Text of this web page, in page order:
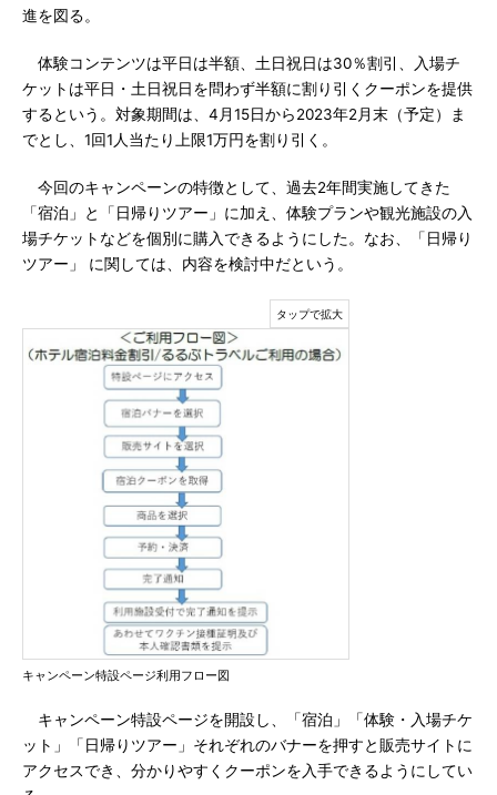
進を図る。
体験コンテンツは平日は半額、土日祝日は30％割引、入場チ
ケットは平日・土日祝日を問わず半額に割り引くクーポンを提供
するという。対象期間は、4月15日から2023年2月末（予定）ま
でとし、1回1人当たり上限1万円を割り引く。
今回のキャンペーンの特徴として、過去2年間実施してきた
「宿泊」と「日帰りツアー」に加え、体験プランや観光施設の入
場チケットなどを個別に購入できるようにした。なお、「日帰り
ツアー」 に関しては、内容を検討中だという。
キャンペーン特設ページ利用フロー図
キャンペーン特設ページを開設し、「宿泊」「体験・入場チケ
ット」「日帰りツアー」それぞれのバナーを押すと販売サイトに
アクセスでき、分かりやすくクーポンを入手できるようにしてい